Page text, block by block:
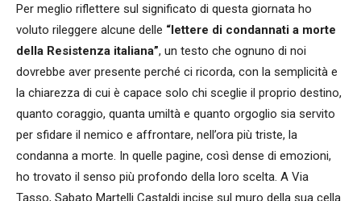
Per meglio riflettere sul significato di questa giornata ho
voluto rileggere alcune delle “lettere di condannati a morte
della Resistenza italiana”, un testo che ognuno di noi
dovrebbe aver presente perché ci ricorda, con la semplicità e
la chiarezza di cui è capace solo chi sceglie il proprio destino,
quanto coraggio, quanta umiltà e quanto orgoglio sia servito
per sfidare il nemico e affrontare, nell’ora più triste, la
condanna a morte. In quelle pagine, così dense di emozioni,
ho trovato il senso più profondo della loro scelta. A Via
Tasso, Sabato Martelli Castaldi incise sul muro della sua cella